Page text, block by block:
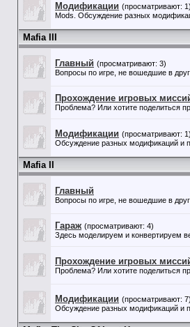
Модификации (просматривают: 1)
Mods. Обсуждение разных
Mafia III
Главный (просматривают: 3)
Вопросы по игре, не вошедшие в
Прохождение игровых
Проблема? Или хотите поделиться
Модификации (просматривают: 1)
Обсуждение разных модификаций и
Mafia II
Главный
Вопросы по игре, не вошедшие в
Гараж (просматривают: 4)
Здесь моделируем и конвертируем
Прохождение игровых
Проблема? Или хотите поделиться
Модификации (просматривают: 7)
Обсуждение разных модификаций и